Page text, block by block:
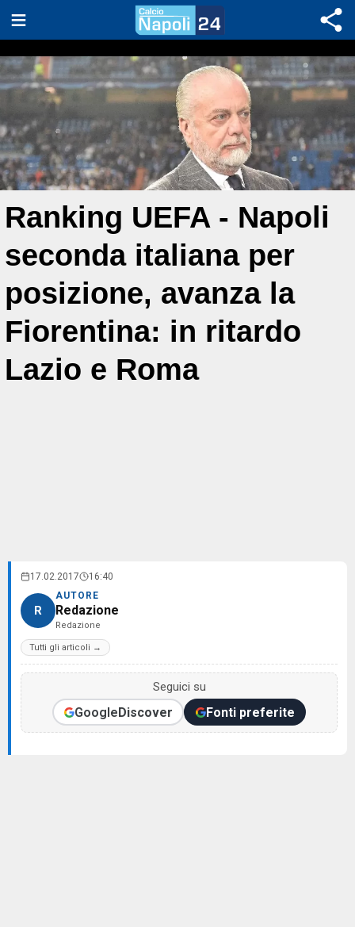
Ranking UEFA - Napoli
seconda italiana per
posizione, avanza la
Fiorentina: in ritardo
Lazio e Roma
17.02.2017 16:40
R
AUTORE
Redazione
Redazione
Tutti gli articoli →
Seguici su
GoogleDiscover Fonti preferite